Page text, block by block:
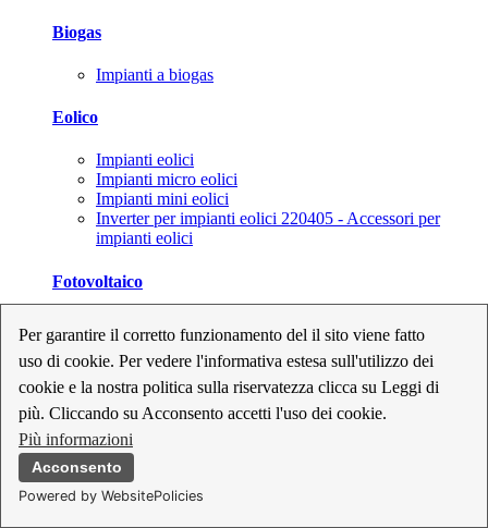
Per garantire il corretto funzionamento del il sito viene fatto
uso di cookie. Per vedere l'informativa estesa sull'utilizzo dei
cookie e la nostra politica sulla riservatezza clicca su Leggi di
più. Cliccando su Acconsento accetti l'uso dei cookie.
Più informazioni
Acconsento
Powered by WebsitePolicies
Biogas
Impianti a biogas
Eolico
Impianti eolici
Impianti micro eolici
Impianti mini eolici
Inverter per impianti eolici 220405 - Accessori per
impianti eolici
Fotovoltaico
Inverter per impianti fotovoltaici
Kit per impianti fotovoltaici
Moduli fotovoltaici
Sistemi di monitoraggio per impianti fotovoltaici
Strumenti di collaudo e configurazione per impianti
fotovoltaici
Supporti per impianti fotovoltaici
Geotermia